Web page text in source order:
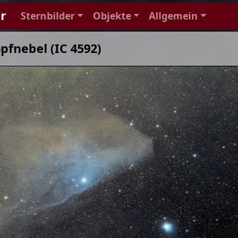
Sternbilder Objekte Allgemein
(IC 4592)